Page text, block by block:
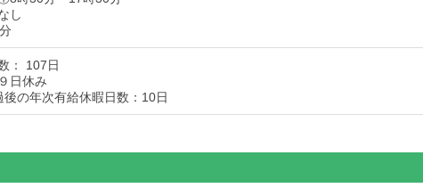
し
： 107日
日休み
後の年次有給休暇日数：10日